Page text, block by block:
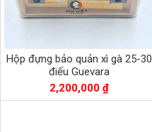
Hộp đựng bảo quản xì gà 25-30
điếu Guevara
2,200,000 ₫